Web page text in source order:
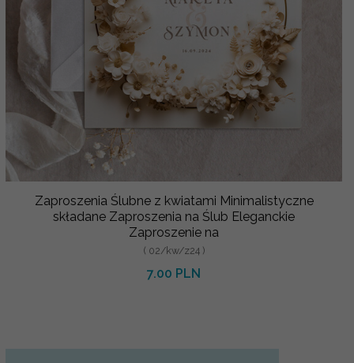
Zaproszenia Ślubne z kwiatami Minimalistyczne
składane Zaproszenia na Ślub Eleganckie
Zaproszenie na
( 02/kw/z24 )
7.00 PLN